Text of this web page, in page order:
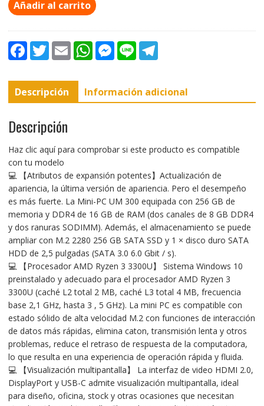
Añadir al carrito
F
a
b
o
o
T
w
t
e
r
E
m
l
W
h
A
p
M
e
n
g
L
i
T
e
r
a
Descripción Información adicional
Descripción
Haz clic aquí para comprobar si este producto es compatible
con tu modelo
💻 【Atributos de expansión potentes】Actualización de
apariencia, la última versión de apariencia. Pero el desempeño
es más fuerte. La Mini-PC UM 300 equipada con 256 GB de
memoria y DDR4 de 16 GB de RAM (dos canales de 8 GB DDR4
y dos ranuras SODIMM). Además, el almacenamiento se puede
ampliar con M.2 2280 256 GB SATA SSD y 1 × disco duro SATA
HDD de 2,5 pulgadas (SATA 3.0 6.0 Gbit / s).
💻 【Procesador AMD Ryzen 3 3300U】 Sistema Windows 10
preinstalado y adecuado para el procesador AMD Ryzen 3
3300U (caché L2 total 2 MB, caché L3 total 4 MB, frecuencia
base 2,1 GHz, hasta 3 , 5 GHz). La mini PC es compatible con
estado sólido de alta velocidad M.2 con funciones de interacción
de datos más rápidas, elimina caton, transmisión lenta y otros
problemas, reduce el retraso de respuesta de la computadora,
lo que resulta en una experiencia de operación rápida y fluida.
💻 【Visualización multipantalla】 La interfaz de video HDMI 2.0,
DisplayPort y USB-C admite visualización multipantalla, ideal
para diseño, oficina, stock y otras ocasiones que necesitan